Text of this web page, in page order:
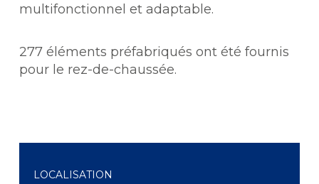
multifonctionnel et adaptable.
277 éléments préfabriqués ont été fournis
pour le rez-de-chaussée.
LOCALISATION